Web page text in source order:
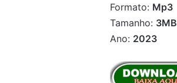
Formato: Mp3
Tamanho: 3MB
Ano: 2023